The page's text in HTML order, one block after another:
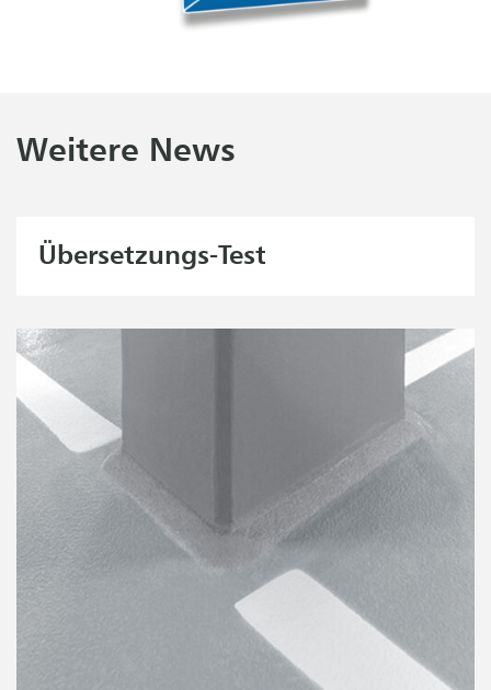
Weitere News
Übersetzungs-Test